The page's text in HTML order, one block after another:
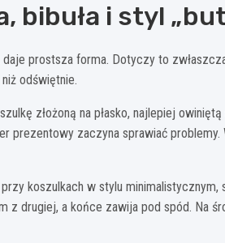
bibuła i styl
prostsza forma. Dotyczy to
odświętnie.
złożoną na płasko, najlepiej owiniętą
prezentowy zaczyna sprawiać problemy.
koszulkach w stylu minimalistycznym,
z drugiej, a końce zawija pod spód. Na